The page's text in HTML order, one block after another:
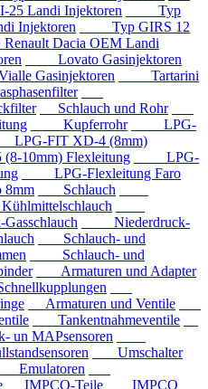
Landi Injektoren
Typ
Injektoren
Typ GIRS 12
Dacia OEM Landi
Lovato Gasinjektoren
Gasinjektoren
Tartarini
Schlauch und Rohr
Kupferrohr
LPG-
FIT XD-4 (8mm)
10mm) Flexleitung
LPG-
LPG-Flexleitung Faro
Schlauch
Niederdruck-
Schlauch- und
Schlauch- und
Armaturen und Adapter
Armaturen und Ventile
Tankentnahmeventile
MAPsensoren
Umschalter
Emulatoren
IMPCO-Teile
IMPCO